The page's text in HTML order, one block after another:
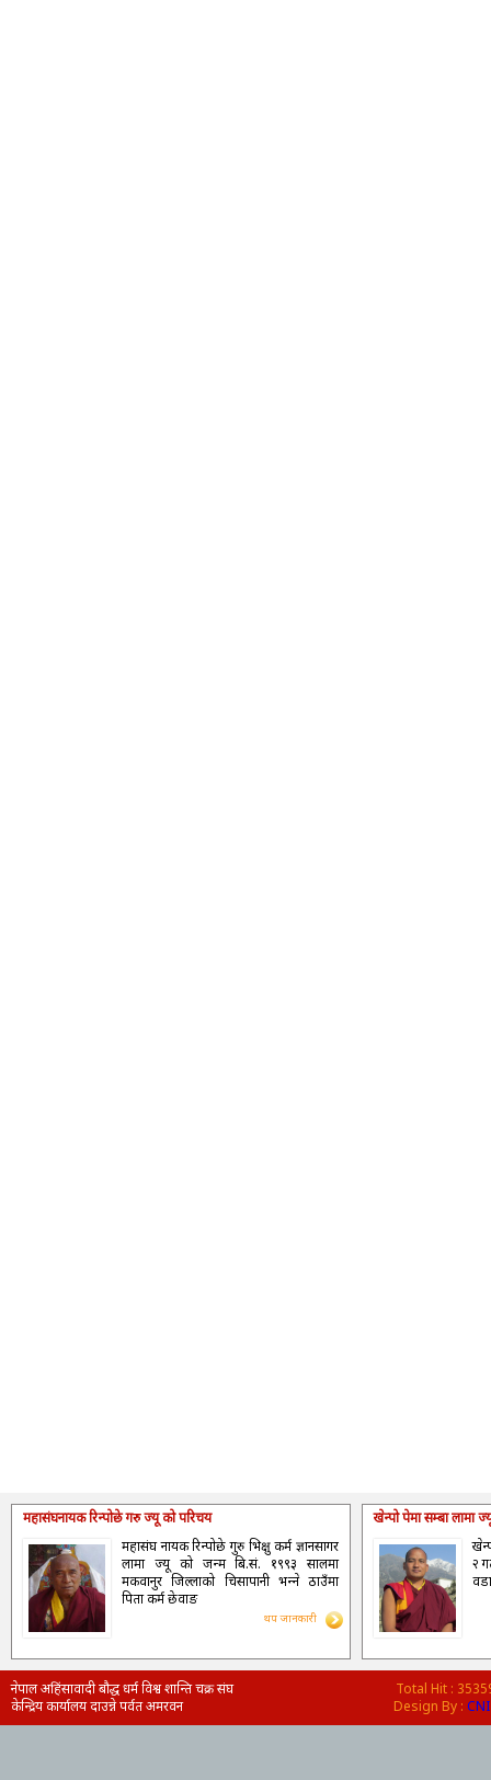
महासंघनायक रिन्पोछे गरु ज्यू को परिचय
महासंघ नायक रिन्पोछे गुरु भिक्षु कर्म ज्ञानसागर
लामा ज्यू को जन्म बि.सं. १९९३ सालमा
मकवानुर जिल्लाको चिसापानी भन्‍ने ठाउँमा
पिता कर्म छेवाङ
थप जानकारी
खेन्पो पेमा सम्बा लामा
२
नेपाल अहिंसावादी बौद्ध धर्म विश्व शान्ति चक्र संघ
केन्द्रिय कार्यालय दाउन्ने पर्वत अमरवन
Total Hit :
Design By :